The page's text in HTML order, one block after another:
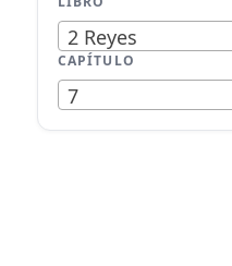
2 Reyes
CAPÍTULO
7